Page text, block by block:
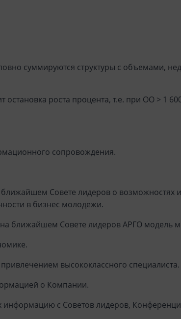
суммируются структуры с объемами,
роста процента, т.е. при ОО > 1
сопровождения.
Совете лидеров о возможностях
в бизнес молодежи.
ближайшем Совете лидеров АРГО модель
высококлассного специалиста.
о Компании.
с Советов лидеров,